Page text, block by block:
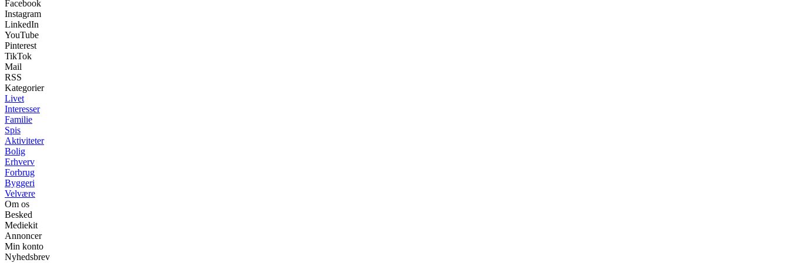
Facebook
Instagram
LinkedIn
YouTube
Pinterest
TikTok
Mail
RSS
Kategorier
Livet
Interesser
Familie
Spis
Aktiviteter
Bolig
Erhverv
Forbrug
Byggeri
Velvære
Om os
Besked
Mediekit
Annoncer
Min konto
Nyhedsbrev